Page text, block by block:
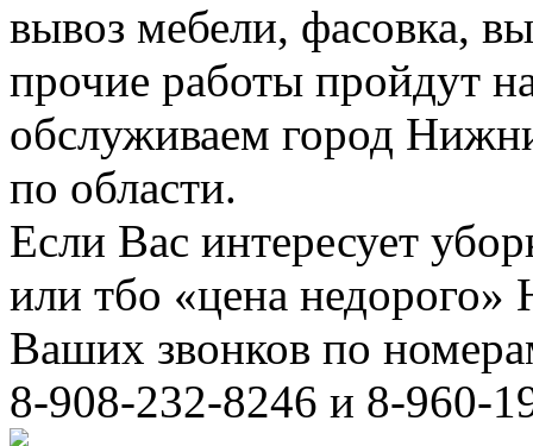
вывоз мебели, фасовка,
прочие работы пройдут
обслуживаем город
по области.
Если Вас интересует
или тбо «цена
Ваших звонков по
8-908-232-8246 и 8-960-